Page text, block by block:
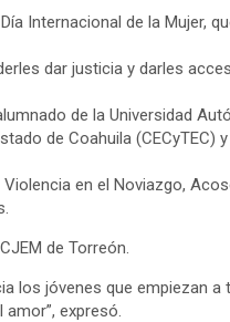
Internacional de la Mujer,
dar justicia y darles
de la Universidad
de Coahuila (CECyTEC)
en el Noviazgo,
de Torreón.
los jóvenes que empiezan
expresó.